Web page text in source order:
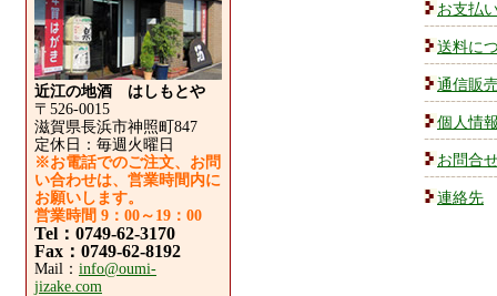
近江の地酒 はしもとや
〒526-0015
滋賀県長浜市神照町847
定休日：毎週火曜日
※お電話でのご注文、お問
い合わせは、営業時間内に
お願いします。
営業時間 9：00～19：00
Tel：0749-62-3170
Fax：0749-62-8192
Mail： info@oumi-
jizake.com
お支払
送料に
通信販
個人情
お問合
連絡先